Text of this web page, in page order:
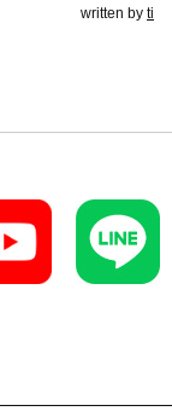
written by ti